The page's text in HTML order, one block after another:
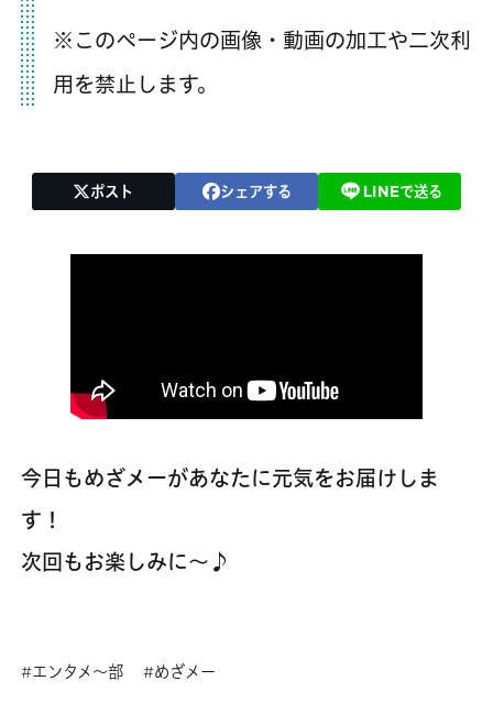
※このページ内の画像・動画の加工や二次利
用を禁止します。
ポスト シェアする LINEで送る
今日もめざメーがあなたに元気をお届けしま
す！
次回もお楽しみに～♪
エンタメ～部 めざメー